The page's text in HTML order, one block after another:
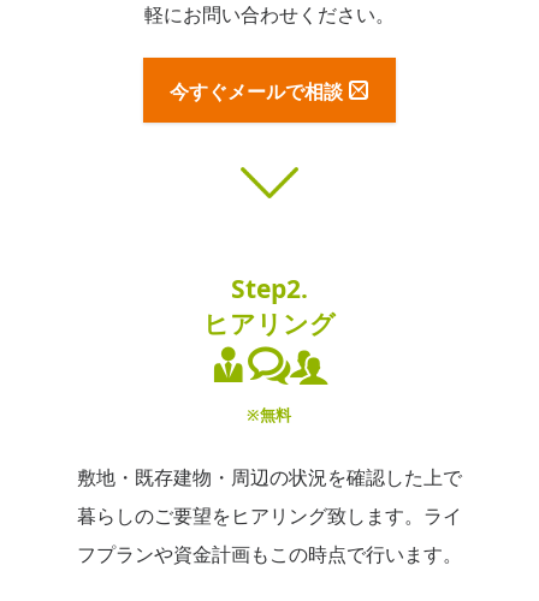
軽にお問い合わせください。
今すぐメールで相談
Step2.
ヒアリング
※無料
敷地・既存建物・周辺の状況を確認した上で
暮らしのご要望をヒアリング致します。ライ
フプランや資金計画もこの時点で行います。